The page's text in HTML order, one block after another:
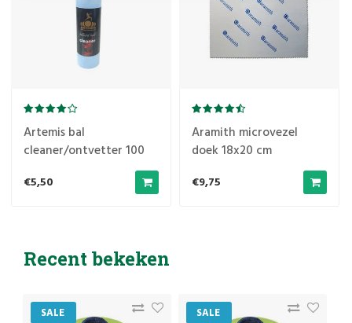
Artemis bal
cleaner/ontvetter 100
€5,50
Aramith microvezel
doek 18x20 cm
€9,75
Recent bekeken
SALE SALE